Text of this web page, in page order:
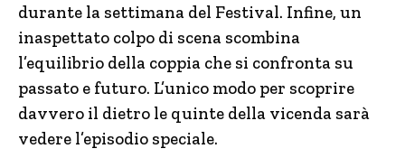
durante la settimana del Festival. Infine, un
inaspettato colpo di scena scombina
l’equilibrio della coppia che si confronta su
passato e futuro. L’unico modo per scoprire
davvero il dietro le quinte della vicenda sarà
vedere l’episodio speciale.